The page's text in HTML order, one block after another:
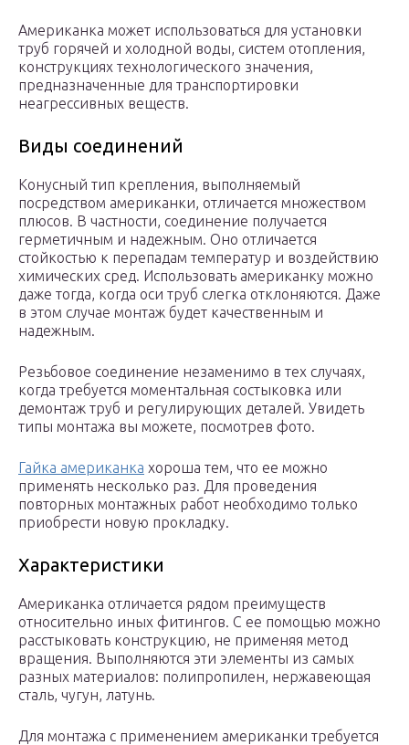
Американка может использоваться для установки
труб горячей и холодной воды, систем отопления,
конструкциях технологического значения,
предназначенные для транспортировки
неагрессивных веществ.
Виды соединений
Конусный тип крепления, выполняемый
посредством американки, отличается множеством
плюсов. В частности, соединение получается
герметичным и надежным. Оно отличается
стойкостью к перепадам температур и воздействию
химических сред. Использовать американку можно
даже тогда, когда оси труб слегка отклоняются. Даже
в этом случае монтаж будет качественным и
надежным.
Резьбовое соединение незаменимо в тех случаях,
когда требуется моментальная состыковка или
демонтаж труб и регулирующих деталей. Увидеть
типы монтажа вы можете, посмотрев фото.
Гайка американка хороша тем, что ее можно
применять несколько раз. Для проведения
повторных монтажных работ необходимо только
приобрести новую прокладку.
Характеристики
Американка отличается рядом преимуществ
относительно иных фитингов. С ее помощью можно
расстыковать конструкцию, не применяя метод
вращения. Выполняются эти элементы из самых
разных материалов: полипропилен, нержавеющая
сталь, чугун, латунь.
Для монтажа с применением американки требуется